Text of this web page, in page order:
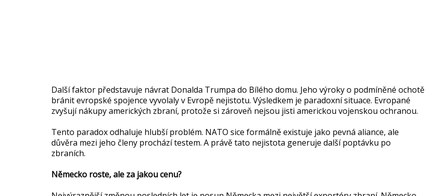
Další faktor představuje návrat Donalda Trumpa do Bílého domu. Jeho výroky o podmíněné ochotě
bránit evropské spojence vyvolaly v Evropě nejistotu. Výsledkem je paradoxní situace. Evropané
zvyšují nákupy amerických zbraní, protože si zároveň nejsou jisti americkou vojenskou ochranou.
Tento paradox odhaluje hlubší problém. NATO sice formálně existuje jako pevná aliance, ale
důvěra mezi jeho členy prochází testem. A právě tato nejistota generuje další poptávku po
zbraních.
Německo roste, ale za jakou cenu?